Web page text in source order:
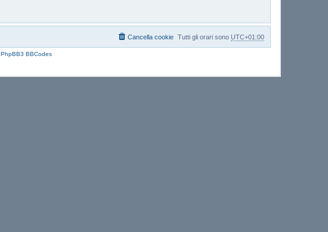
Tutti gli orari sono UTC+01:00
Cancella cookie
PhpBB3 BBCodes